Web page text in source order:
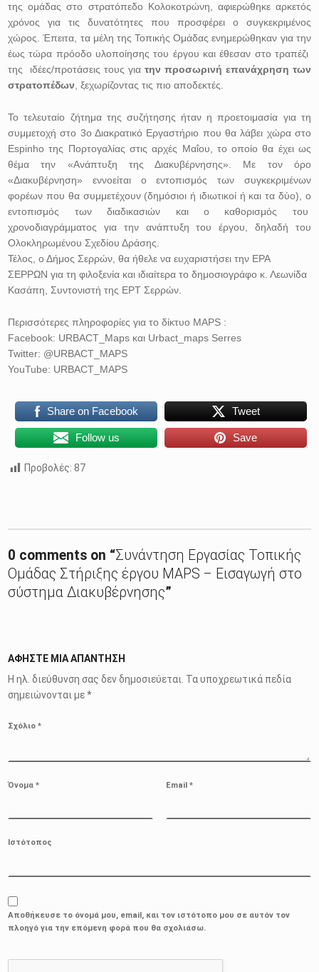
της ομάδας στο στρατόπεδο Κολοκοτρώνη, αφιερώθηκε αρκετός
χρόνος για τις δυνατότητες που προσφέρει ο συγκεκριμένος
χώρος. Έπειτα, τα μέλη της Τοπικής Ομάδας ενημερώθηκαν για την
έως τώρα πρόοδο υλοποίησης του έργου και έθεσαν στο τραπέζι
της ιδέες/προτάσεις τους για την προσωρινή επανάχρηση των
στρατοπέδων, ξεχωρίζοντας τις πιο αποδεκτές.
Το τελευταίο ζήτημα της συζήτησης ήταν η προετοιμασία για τη
συμμετοχή στο 3ο Διακρατικό Εργαστήριο που θα λάβει χώρα στο
Espinho της Πορτογαλίας στις αρχές Μαΐου, το οποίο θα έχει ως
θέμα την «Ανάπτυξη της Διακυβέρνησης». Με τον όρο
«Διακυβέρνηση» εννοείται ο εντοπισμός των συγκεκριμένων
φορέων που θα συμμετέχουν (δημόσιοι ή ιδιωτικοί ή και τα δύο), ο
εντοπισμός των διαδικασιών και ο καθορισμός του
χρονοδιαγράμματος για την ανάπτυξη του έργου, δηλαδή του
Ολοκληρωμένου Σχεδίου Δράσης.
Τέλος, ο Δήμος Σερρών, θα ήθελε να ευχαριστήσει την ΕΡΑ
ΣΕΡΡΩΝ για τη φιλοξενία και ιδιαίτερα το δημοσιογράφο κ. Λεωνίδα
Κασάπη, Συντονιστή της ΕΡΤ Σερρών.
Περισσότερες πληροφορίες για το δίκτυο MAPS :
Facebook: URBACT_Maps και Urbact_maps Serres
Twitter: @URBACT_MAPS
YouTube: URBACT_MAPS
Share on Facebook Tweet
Follow us Save
Προβολές: 87
0 comments on “Συνάντηση Εργασίας Τοπικής
Ομάδας Στήριξης έργου MAPS – Εισαγωγή στο
σύστημα Διακυβέρνησης”
ΑΦΉΣΤΕ ΜΙΑ ΑΠΆΝΤΗΣΗ
Η ηλ. διεύθυνση σας δεν δημοσιεύεται. Τα υποχρεωτικά πεδία
σημειώνονται με*
Σχόλιο*
Όνομα* Email *
Ιστότοπος
Αποθήκευσε το όνομά μου, email, και τον ιστότοπο μου σε αυτόν τον
πλοηγό για την επόμενη φορά που θα σχολιάσω.